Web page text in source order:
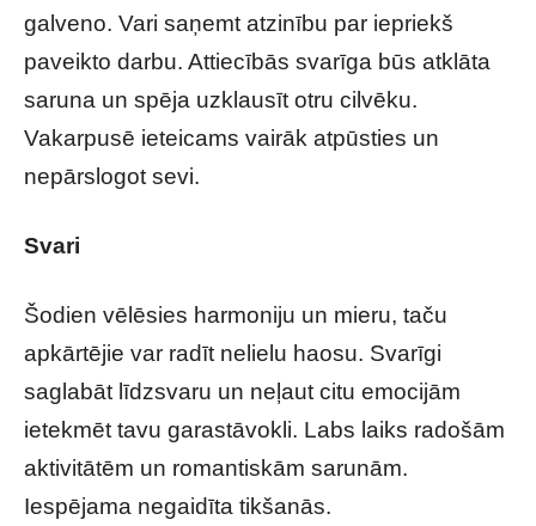
galveno. Vari saņemt atzinību par iepriekš
paveikto darbu. Attiecībās svarīga būs atklāta
saruna un spēja uzklausīt otru cilvēku.
Vakarpusē ieteicams vairāk atpūsties un
nepārslogot sevi.
Svari
Šodien vēlēsies harmoniju un mieru, taču
apkārtējie var radīt nelielu haosu. Svarīgi
saglabāt līdzsvaru un neļaut citu emocijām
ietekmēt tavu garastāvokli. Labs laiks radošām
aktivitātēm un romantiskām sarunām.
Iespējama negaidīta tikšanās.